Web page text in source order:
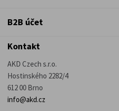
B2B účet
Kontakt
AKD Czech s.r.o.
Hostinského 2282/4
612 00 Brno
info@akd.cz